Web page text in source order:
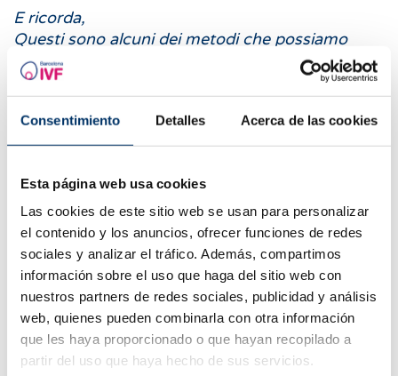
Consentimiento Detalles Acerca de las cookies
Esta página web usa cookies
Las cookies de este sitio web se usan para personalizar
el contenido y los anuncios, ofrecer funciones de redes
sociales y analizar el tráfico. Además, compartimos
información sobre el uso que haga del sitio web con
nuestros partners de redes sociales, publicidad y análisis
web, quienes pueden combinarla con otra información
que les haya proporcionado o que hayan recopilado a
partir del uso que haya hecho de sus servicios.
E ricorda,
Questi sono alcuni dei metodi che possiamo
offrirti per ottenere una gravidanza, senza
dubbio insieme incontreremo la soluzione
perfetta per te e se necessario studieremo il tuo
caso in maniera approfondita.
Potresti essere interessato a saperne di
più …